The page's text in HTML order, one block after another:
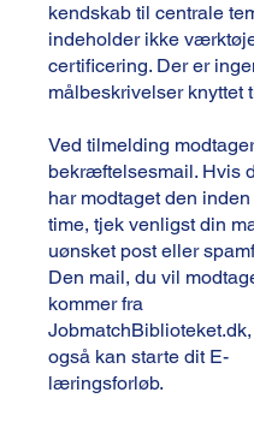
kendskab til centrale
indeholder ikke
certificering. Der er
målbeskrivelser knyttet
Ved tilmelding
bekræftelsesmail. Hvis
har modtaget den inden
time, tjek venligst din
uønsket post eller
Den mail, du vil
kommer fra
også kan starte dit E-
læringsforløb.